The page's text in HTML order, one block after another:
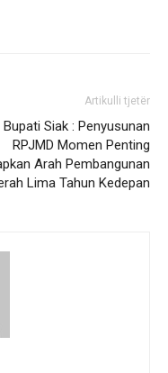
Artikulli tjetër
Bupati Siak : Penyusunan
RPJMD Momen Penting
Arah Pembangunan
Lima Tahun Kedepan